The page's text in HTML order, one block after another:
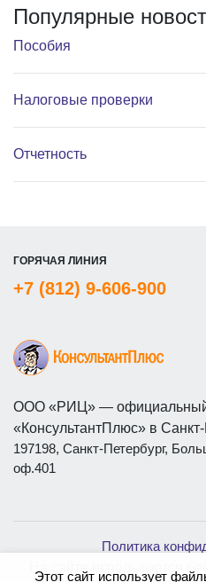
Популярные
Пособия
Налоговые проверки
Отчетность
ГОРЯЧАЯ ЛИНИЯ
+7 (812) 9-606-900
ООО «РИЦ» — официальный
«КонсультантПлюс» в
197198, Санкт-Петербург,
оф.401
Политика
Этот сайт использует